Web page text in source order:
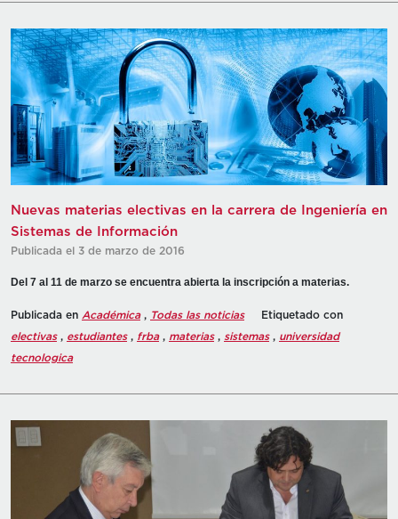
Nuevas materias electivas en la carrera de Ingeniería en
Sistemas de Información
Publicada el 3 de marzo de 2016
Del 7 al 11 de marzo se encuentra abierta la inscripción a materias.
Publicada en Académica, Todas las noticias
Etiquetado con
electivas, estudiantes, frba, materias, sistemas, universidad
tecnologica